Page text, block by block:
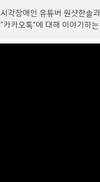
시각장애인 유튜버 원샷한솔
”카카오톡”에 대해 이야기하